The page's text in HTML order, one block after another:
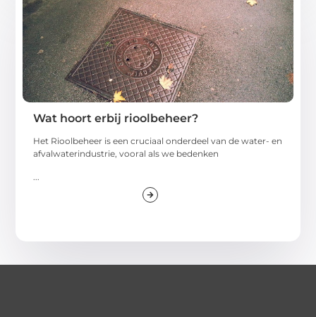
Wat hoort erbij rioolbeheer?
Het Rioolbeheer is een cruciaal onderdeel van de water- en
afvalwaterindustrie, vooral als we bedenken